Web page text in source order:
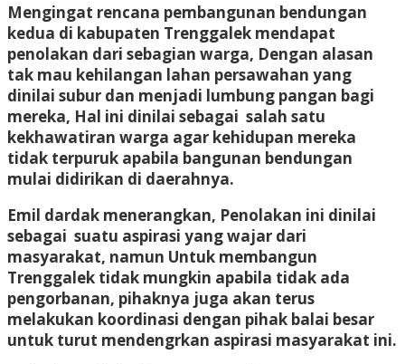
Mengingat rencana pembangunan bendungan
kedua di kabupaten Trenggalek mendapat
penolakan dari sebagian warga, Dengan alasan
tak mau kehilangan lahan persawahan yang
dinilai subur dan menjadi lumbung pangan bagi
mereka, Hal ini dinilai sebagai salah satu
kekhawatiran warga agar kehidupan mereka
tidak terpuruk apabila bangunan bendungan
mulai didirikan di daerahnya.
Emil dardak menerangkan, Penolakan ini dinilai
sebagai suatu aspirasi yang wajar dari
masyarakat, namun Untuk membangun
Trenggalek tidak mungkin apabila tidak ada
pengorbanan, pihaknya juga akan terus
melakukan koordinasi dengan pihak balai besar
untuk turut mendengrkan aspirasi masyarakat ini.